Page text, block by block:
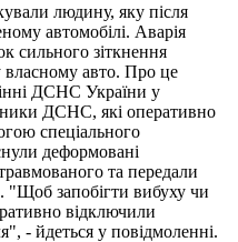
людину, яку після
автомобілі. Аварія
сильного зіткнення
власному авто. Про це
ДСНС України у
ДСНС, які оперативно
спеціального
деформовані
та передали
запобігти вибуху чи
відключили
- йдеться у повідмоленні.